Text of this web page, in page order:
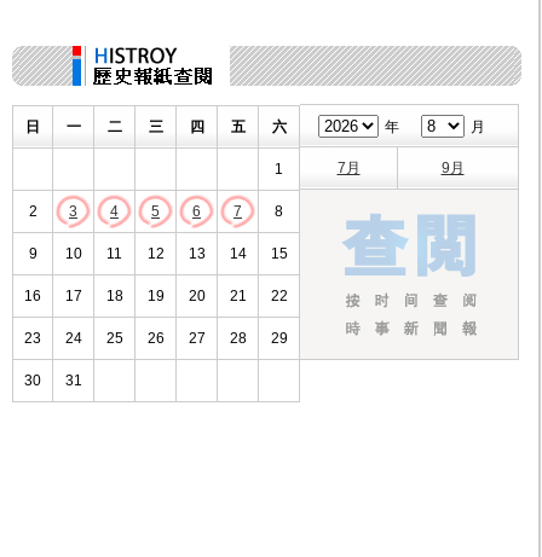
日 一 二 三 四 五 六
1
2 3 4 5 6 7 8
9 10 11 12 13 14 15
16 17 18 19 20 21 22
23 24 25 26 27 28 29
30 31
年 月
7月 9月